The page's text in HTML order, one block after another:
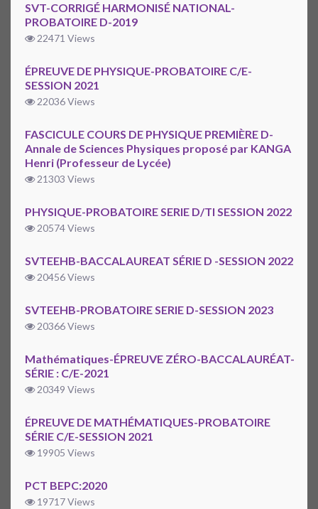
SVT-CORRIGÉ HARMONISÉ NATIONAL-
PROBATOIRE D-2019
22471 Views
ÉPREUVE DE PHYSIQUE-PROBATOIRE C/E-
SESSION 2021
22036 Views
FASCICULE COURS DE PHYSIQUE PREMIÈRE D-
Annale de Sciences Physiques proposé par KANGA
Henri (Professeur de Lycée)
21303 Views
PHYSIQUE-PROBATOIRE SERIE D/TI SESSION 2022
20574 Views
SVTEEHB-BACCALAUREAT SÉRIE D -SESSION 2022
20456 Views
SVTEEHB-PROBATOIRE SERIE D-SESSION 2023
20366 Views
Mathématiques-ÉPREUVE ZÉRO-BACCALAURÉAT-
SÉRIE : C/E-2021
20349 Views
ÉPREUVE DE MATHÉMATIQUES-PROBATOIRE
SÉRIE C/E-SESSION 2021
19905 Views
PCT BEPC:2020
19717 Views